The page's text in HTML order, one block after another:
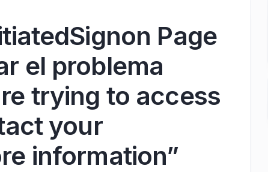
Page
el problema
trying to access
your
information”